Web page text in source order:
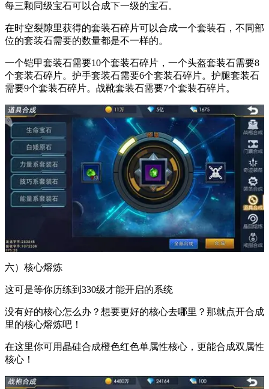
每三颗同级宝石可以合成下一级的宝石。
在时空裂隙里获得的套装石碎片可以合成一个套装石，不同部
位的套装石需要的数量都是不一样的。
一个铠甲套装石需要10个套装石碎片，一个头盔套装石需要8
个套装石碎片。护手套装石需要6个套装石碎片。护腿套装石
需要9个套装石碎片。战靴套装石需要7个套装石碎片。
六）核心熔炼
这可是等你历练到330级才能开启的系统
没有好的核心怎么办？想要更好的核心去哪里？那就点开合成
里的核心熔炼吧！
在这里你可用晶硅合成橙色红色单属性核心，更能合成双属性
核心！